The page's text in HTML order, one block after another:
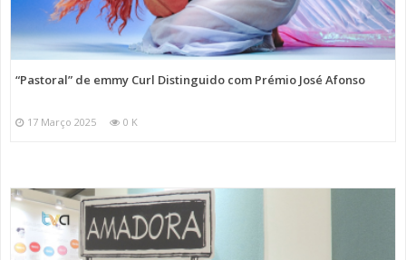
“Pastoral” de emmy Curl Distinguido com Prémio José Afonso
17 Março 2025 0 K